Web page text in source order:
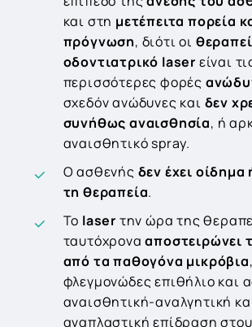
και στη μετέπειτα πορεία
πρόγνωση, διότι οι
οδοντιατρικό laser είναι
περισσότερες φορές
σχεδόν ανώδυνες και δεν
συνήθως αναισθησία, ή
αναισθητικό spray.
Ο ασθενής δεν έχει
τη θεραπεία.
Το laser την ώρα της
ταυτόχρονααποστειρώνει
από τα παθογόνα μικρόβια
φλεγμονώδες επιθήλιο και
αναισθητική-αναλγητική
αναπλαστική επίδραση